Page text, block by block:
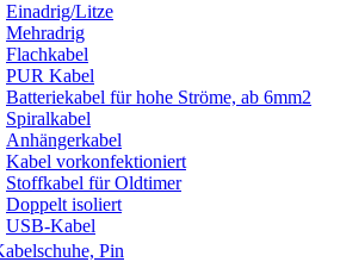
Einadrig/Litze
Mehradrig
Flachkabel
PUR Kabel
Batteriekabel für hohe Ströme, ab 6mm2
Spiralkabel
Anhängerkabel
Kabel vorkonfektioniert
Stoffkabel für Oldtimer
Doppelt isoliert
USB-Kabel
Pin